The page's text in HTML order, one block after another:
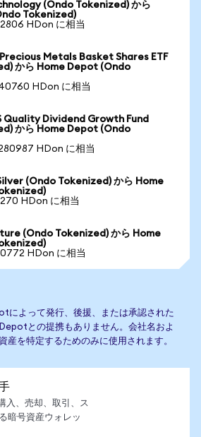
(Ondo Tokenized) から
Tokenized)
HDon に相当
Metals Basket Shares ETF
から Home Depot (Ondo
HDon に相当
Quality Dividend Growth Fund
から Home Depot (Ondo
HDon に相当
(Ondo Tokenized) から Home
HDon に相当
(Ondo Tokenized) から Home
HDon に相当
によって発行、後援、または承認された
との提携もありません。会社名およ
産を特定するためのみに使用されます。
入、売却、取引、ス
暗号資産ウォレッ